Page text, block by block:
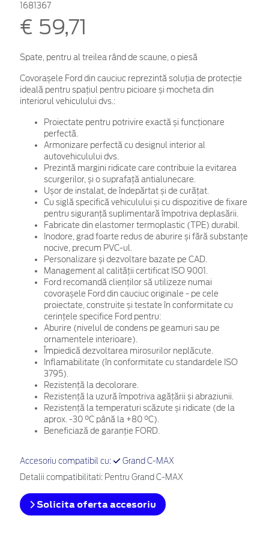
1681367
€ 59,71
Spate, pentru al treilea rând de scaune, o piesă
Covorașele Ford din cauciuc reprezintă soluția de protecție
ideală pentru spațiul pentru picioare și mocheta din
interiorul vehiculului dvs.:
Proiectate pentru potrivire exactă și funcționare
perfectă.
Armonizare perfectă cu designul interior al
autovehiculului dvs.
Prezintă margini ridicate care contribuie la evitarea
scurgerilor, și o suprafață antialunecare.
Ușor de instalat, de îndepărtat și de curățat.
Cu siglă specifică vehiculului și cu dispozitive de fixare
pentru siguranță suplimentară împotriva deplasării.
Fabricate din elastomer termoplastic (TPE) durabil.
Inodore, grad foarte redus de aburire și fără substanțe
nocive, precum PVC-ul.
Personalizare și dezvoltare bazate pe CAD.
Management al calității certificat ISO 9001.
Ford recomandă clienților să utilizeze numai
covorașele Ford din cauciuc originale - pe cele
proiectate, construite și testate în conformitate cu
cerințele specifice Ford pentru:
Aburire (nivelul de condens pe geamuri sau pe
ornamentele interioare).
Împiedică dezvoltarea mirosurilor neplăcute.
Inflamabilitate (în conformitate cu standardele ISO
3795).
Rezistență la decolorare.
Rezistență la uzură împotriva agățării și abraziunii.
Rezistență la temperaturi scăzute și ridicate (de la
aprox. -30 °C până la +80 °C).
Beneficiază de garanție FORD.
Accesoriu compatibil cu: Grand C-MAX
Detalii compatibilitati: Pentru Grand C-MAX
Solicita oferta accesoriu